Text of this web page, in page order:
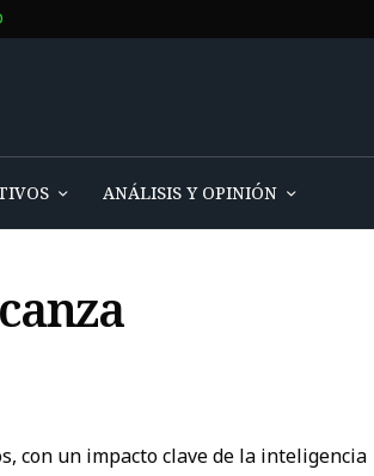
ANÁLISIS Y OPINIÓN
con un impacto clave de la inteligencia